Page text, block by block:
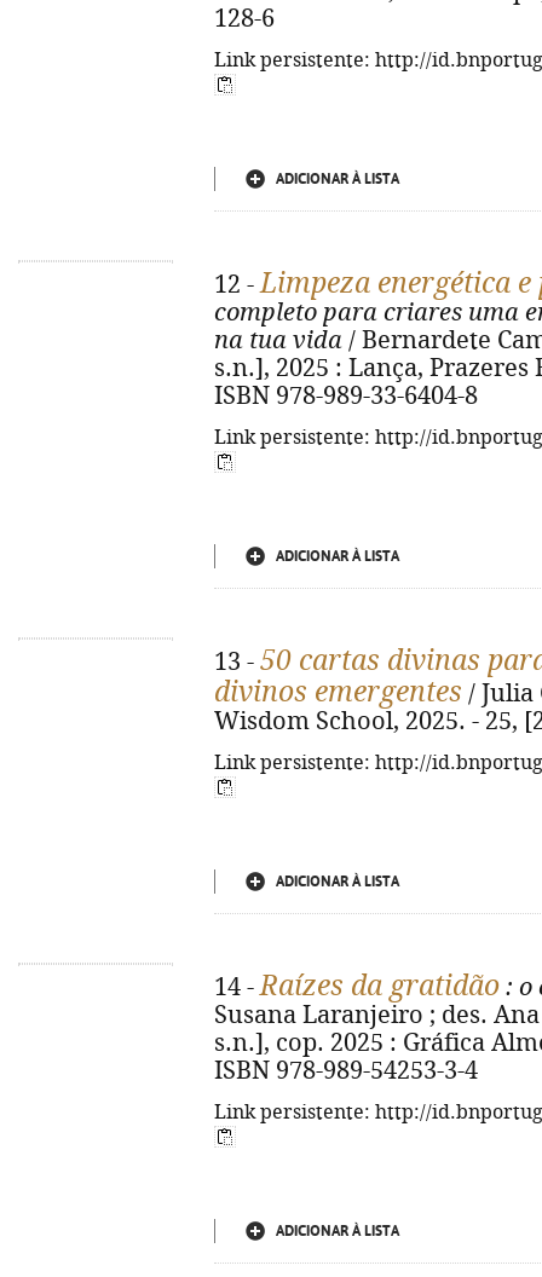
128-6
Link persistente: http://
ADICIONAR À LISTA
12 -Limpeza energética
completo para criares uma
na tua vida / Bernardete
s.n.], 2025 : Lança, Prazeres
ISBN 978-989-33-6404-8
Link persistente: http://
ADICIONAR À LISTA
13 - 50 cartas divinas
divinos emergentes / Julia
Wisdom School, 2025. - 25,
Link persistente: http://
ADICIONAR À LISTA
14 -Raízes da gratidão : o
Susana Laranjeiro ; des.
s.n.], cop. 2025 : Gráfica
ISBN 978-989-54253-3-4
Link persistente: http://
ADICIONAR À LISTA